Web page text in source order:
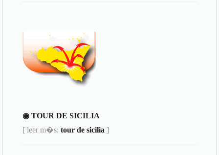
◉ TOUR DE SICILIA
[ leer m�s:tour de sicilia ]